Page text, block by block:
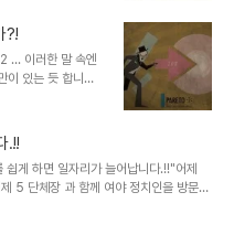
대해서 저는 단호
건 올바른 지식을
많은 사람들의 생
상은 지금 보다 더
는 가능성이 커지
?!
... 이러한 말 속엔
있는 듯 합니다.
필요성을 느낄 능
데, 구심점, 리더,
니, 이미 그 이상
있으므로... 꼭 그렇
는 중심, 리더가
중심은 스스로 중
.!!
게 하면 일자리가 늘어납니다.!!"어제
5 단체장 과 함께 여야 정치인을 방문하
연 해고를 쉽게 하면 일자리가 늘어날까